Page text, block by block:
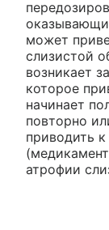
может
слизистой
возникает
которое
начинает
повторно
приводить
атрофии